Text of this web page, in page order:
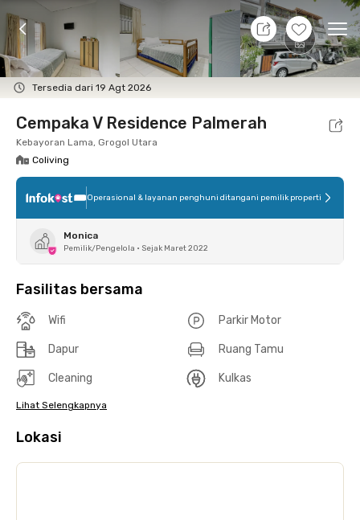
+6
Tersedia dari 19 Agt 2026
10 Agt 26 - Belum tahu
Foto Fasilitas bersama Lokasi Kamar
Cempaka V Residence Palmerah
Kebayoran Lama, Grogol Utara
Coliving
Operasional & layanan penghuni ditangani pemilik properti
Monica
Pemilik/Pengelola • Sejak Maret 2022
Fasilitas bersama
Wifi Parkir Motor
Dapur Ruang Tamu
Cleaning Kulkas
Lihat Selengkapnya
Lokasi